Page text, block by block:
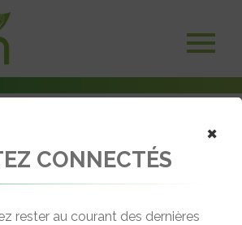
100% électrique
×
CONNECTÉS
rester au courant des dernières